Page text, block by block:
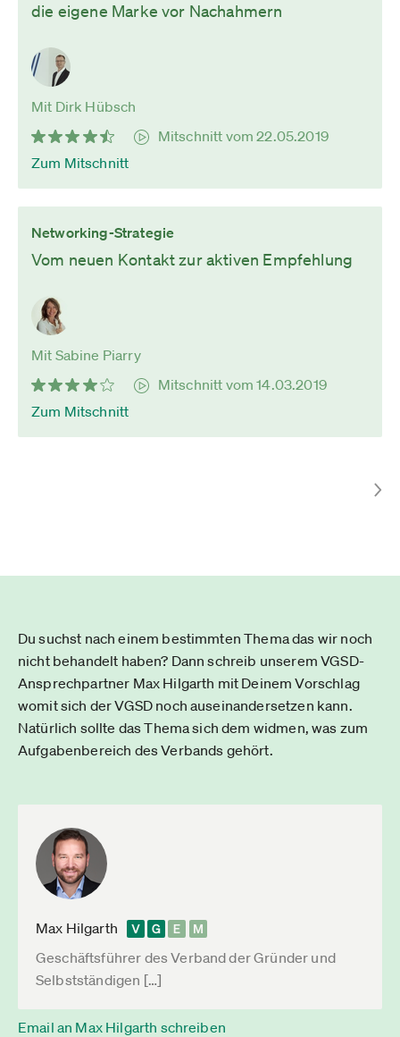
die eigene Marke vor Nachahmern
Mit Dirk Hübsch
Mitschnitt vom 22.05.2019
Zum Mitschnitt
Networking-Strategie
Vom neuen Kontakt zur aktiven Empfehlung
Mit Sabine Piarry
Mitschnitt vom 14.03.2019
Zum Mitschnitt
Du suchst nach einem bestimmten Thema das wir noch
nicht behandelt haben? Dann schreib unserem VGSD-
Ansprechpartner Max Hilgarth mit Deinem Vorschlag
womit sich der VGSD noch auseinandersetzen kann.
Natürlich sollte das Thema sich dem widmen, was zum
Aufgabenbereich des Verbands gehört.
Max Hilgarth
Geschäftsführer des Verband der Gründer und
Selbstständigen […]
Email an Max Hilgarth schreiben